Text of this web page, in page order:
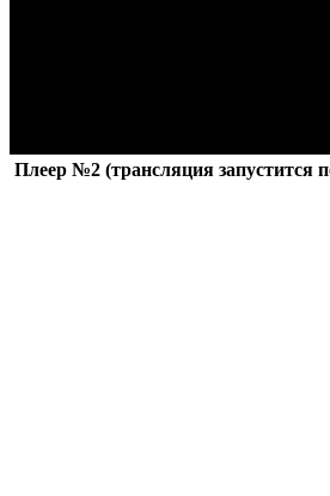
Плеер №2 (трансляция запустится